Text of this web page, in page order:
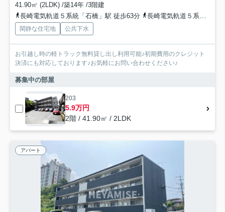
41.90㎡ (2LDK) /築14年 /3階建
長崎電気軌道５系統「石橋」駅 徒歩63分
長崎電気軌道５系統「大浦天主堂」駅 徒歩60分
閑静な住宅地 公共下水
お引越し時の軽トラック無料貸し出し利用可能♪初期費用のクレジット
決済にも対応しております♪お気軽にお問い合わせください♪
募集中の部屋
203
5.9万円
2階 / 41.90㎡ / 2LDK
アパート